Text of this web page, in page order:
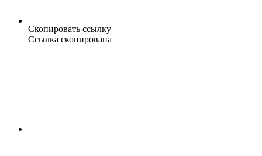
Скопировать ссылку
Ссылка скопирована